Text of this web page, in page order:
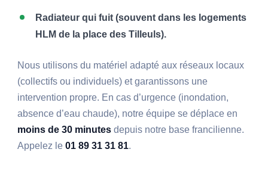
Radiateur qui fuit (souvent dans les logements
HLM de la place des Tilleuls).
Nous utilisons du matériel adapté aux réseaux locaux
(collectifs ou individuels) et garantissons une
intervention propre. En cas d’urgence (inondation,
absence d’eau chaude), notre équipe se déplace en
moins de 30 minutes depuis notre base francilienne.
Appelez le01 89 31 31 81.